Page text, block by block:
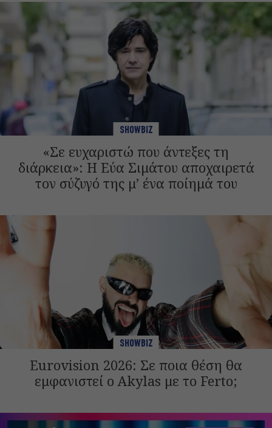
SHOWBIZ
«Σε ευχαριστώ που άντεξες τη
διάρκεια»: Η Εύα Σιμάτου αποχαιρετά
τον σύζυγό της μ’ ένα ποίημά του
SHOWBIZ
Eurovision 2026: Σε ποια θέση θα
εμφανιστεί ο Akylas με το Ferto;